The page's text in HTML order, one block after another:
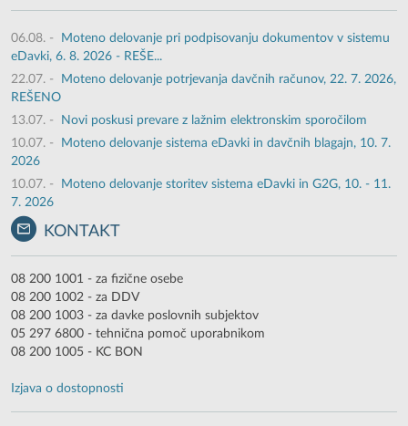
06.08. -
Moteno delovanje pri podpisovanju dokumentov v sistemu
eDavki, 6. 8. 2026 - REŠE...
22.07. -
Moteno delovanje potrjevanja davčnih računov, 22. 7. 2026,
REŠENO
13.07. -
Novi poskusi prevare z lažnim elektronskim sporočilom
10.07. -
Moteno delovanje sistema eDavki in davčnih blagajn, 10. 7.
2026
10.07. -
Moteno delovanje storitev sistema eDavki in G2G, 10. - 11.
7. 2026
KONTAKT
08 200 1001 - za fizične osebe
08 200 1002 - za DDV
08 200 1003 - za davke poslovnih subjektov
05 297 6800 - tehnična pomoč uporabnikom
08 200 1005 - KC BON
Izjava o dostopnosti